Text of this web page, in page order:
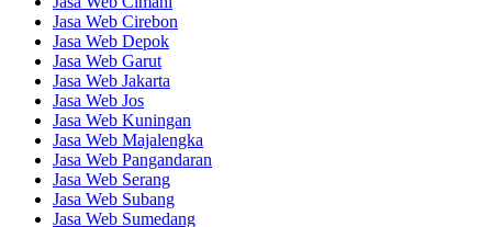
Jasa Web Cirebon
Jasa Web Depok
Jasa Web Garut
Jasa Web Jakarta
Jasa Web Jos
Jasa Web Kuningan
Jasa Web Majalengka
Jasa Web Pangandaran
Jasa Web Serang
Jasa Web Subang
Jasa Web Sumedang